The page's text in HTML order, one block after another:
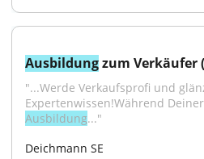
Ausbildung zum Verkäufer
"...Werde Verkaufsprofi und
Ausbildung..."
Deichmann SE